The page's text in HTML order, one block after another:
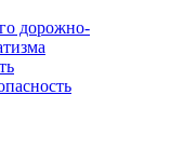
дорожно-